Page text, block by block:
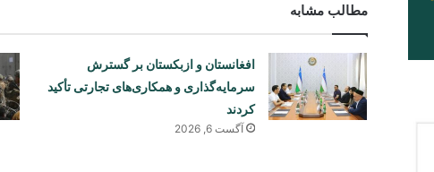
مطالب مشابه
افغانستان و ازبکستان بر گسترش
سرمایه‌گذاری و همکاری‌های تجارتی تأکید
کردند
آگست 6, 2026